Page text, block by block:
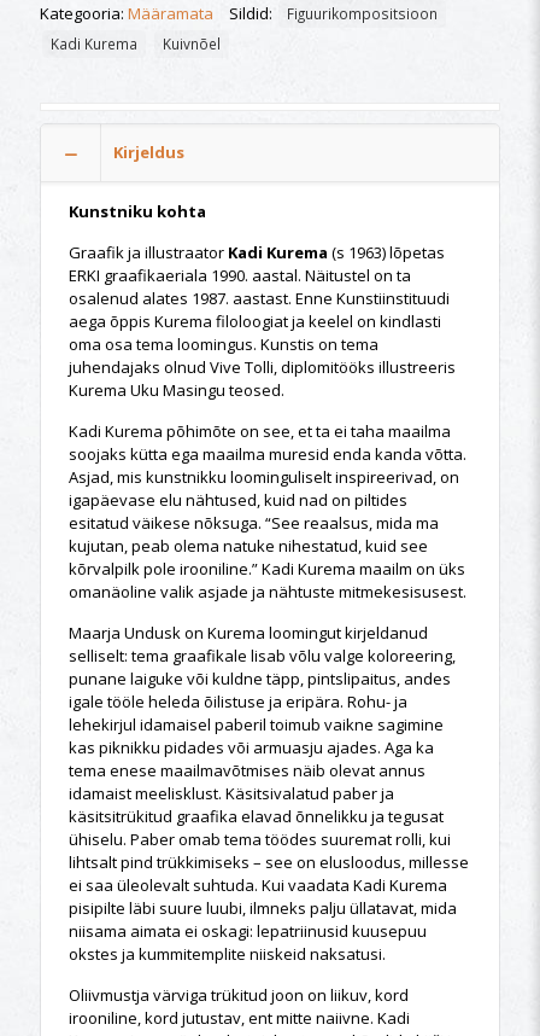
Kategooria: Määramata Sildid:
Figuurikompositsioon
Kadi Kurema
Kuivnõel
Kirjeldus
Kunstniku kohta
Graafik ja illustraator Kadi Kurema (s 1963) lõpetas
ERKI graafikaeriala 1990. aastal. Näitustel on ta
osalenud alates 1987. aastast. Enne Kunstiinstituudi
aega õppis Kurema filoloogiat ja keelel on kindlasti
oma osa tema loomingus. Kunstis on tema
juhendajaks olnud Vive Tolli, diplomitööks illustreeris
Kurema Uku Masingu teosed.
Kadi Kurema põhimõte on see, et ta ei taha maailma
soojaks kütta ega maailma muresid enda kanda võtta.
Asjad, mis kunstnikku loominguliselt inspireerivad, on
igapäevase elu nähtused, kuid nad on piltides
esitatud väikese nõksuga. “See reaalsus, mida ma
kujutan, peab olema natuke nihestatud, kuid see
kõrvalpilk pole irooniline.” Kadi Kurema maailm on üks
omanäoline valik asjade ja nähtuste mitmekesisusest.
Maarja Undusk on Kurema loomingut kirjeldanud
selliselt: tema graafikale lisab võlu valge koloreering,
punane laiguke või kuldne täpp, pintslipaitus, andes
igale tööle heleda õilistuse ja eripära. Rohu- ja
lehekirjul idamaisel paberil toimub vaikne sagimine
kas piknikku pidades või armuasju ajades. Aga ka
tema enese maailmavõtmises näib olevat annus
idamaist meelisklust. Käsitsivalatud paber ja
käsitsitrükitud graafika elavad õnnelikku ja tegusat
ühiselu. Paber omab tema töödes suuremat rolli, kui
lihtsalt pind trükkimiseks – see on elusloodus, millesse
ei saa üleolevalt suhtuda. Kui vaadata Kadi Kurema
pisipilte läbi suure luubi, ilmneks palju üllatavat, mida
niisama aimata ei oskagi: lepatriinusid kuusepuu
okstes ja kummitemplite niiskeid naksatusi.
Oliivmustja värviga trükitud joon on liikuv, kord
irooniline, kord jutustav, ent mitte naiivne. Kadi